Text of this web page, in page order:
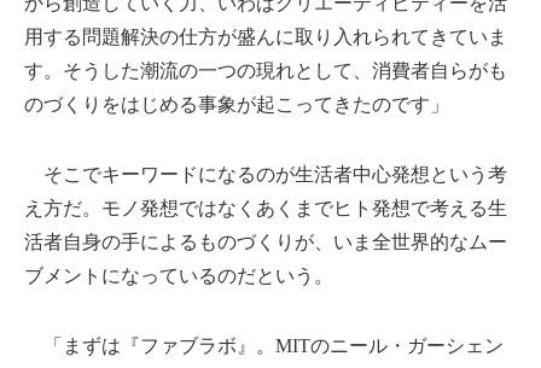
用する問題解決の仕方が盛んに取り入れられてきていま
す。そうした潮流の一つの現れとして、消費者自らがも
のづくりをはじめる事象が起こってきたのです」
そこでキーワードになるのが生活者中心発想という考
え方だ。モノ発想ではなくあくまでヒト発想で考える生
活者自身の手によるものづくりが、いま全世界的なムー
ブメントになっているのだという。
「まずは『ファブラボ』。MITのニール・ガーシェン